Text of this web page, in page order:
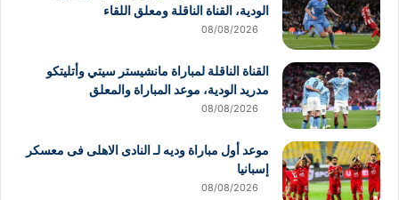
الودية، القناة الناقلة ومعلق اللقاء
08/08/2026
القناة الناقلة لمباراة مانشيستر سيتي وأتليتكو
مدريد الودية، موعد المباراة والمعلق
08/08/2026
موعد أول مباراة وديه لـ النادى الاهلى فى معسكر
إسبانيا
08/08/2026